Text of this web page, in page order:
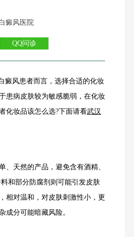
癜风医院
QQ问诊
癜风患者而言，选择合适的化妆
患病皮肤较为敏感脆弱，在化妆
化妆品该怎么选?下面请看武汉
天然的产品，避免含有酒精、
和部分防腐剂则可能引发皮肤
相对温和，对皮肤刺激性小，更
成分可能暗藏风险。